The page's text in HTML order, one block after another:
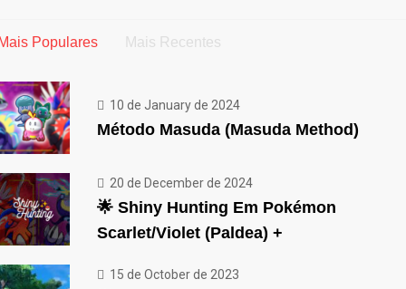
Populares Mais Recentes
10 de January de 2024
Método Masuda (Masuda Method)
20 de December de 2024
🌟 Shiny Hunting Em Pokémon
Scarlet/Violet (Paldea) +
15 de October de 2023